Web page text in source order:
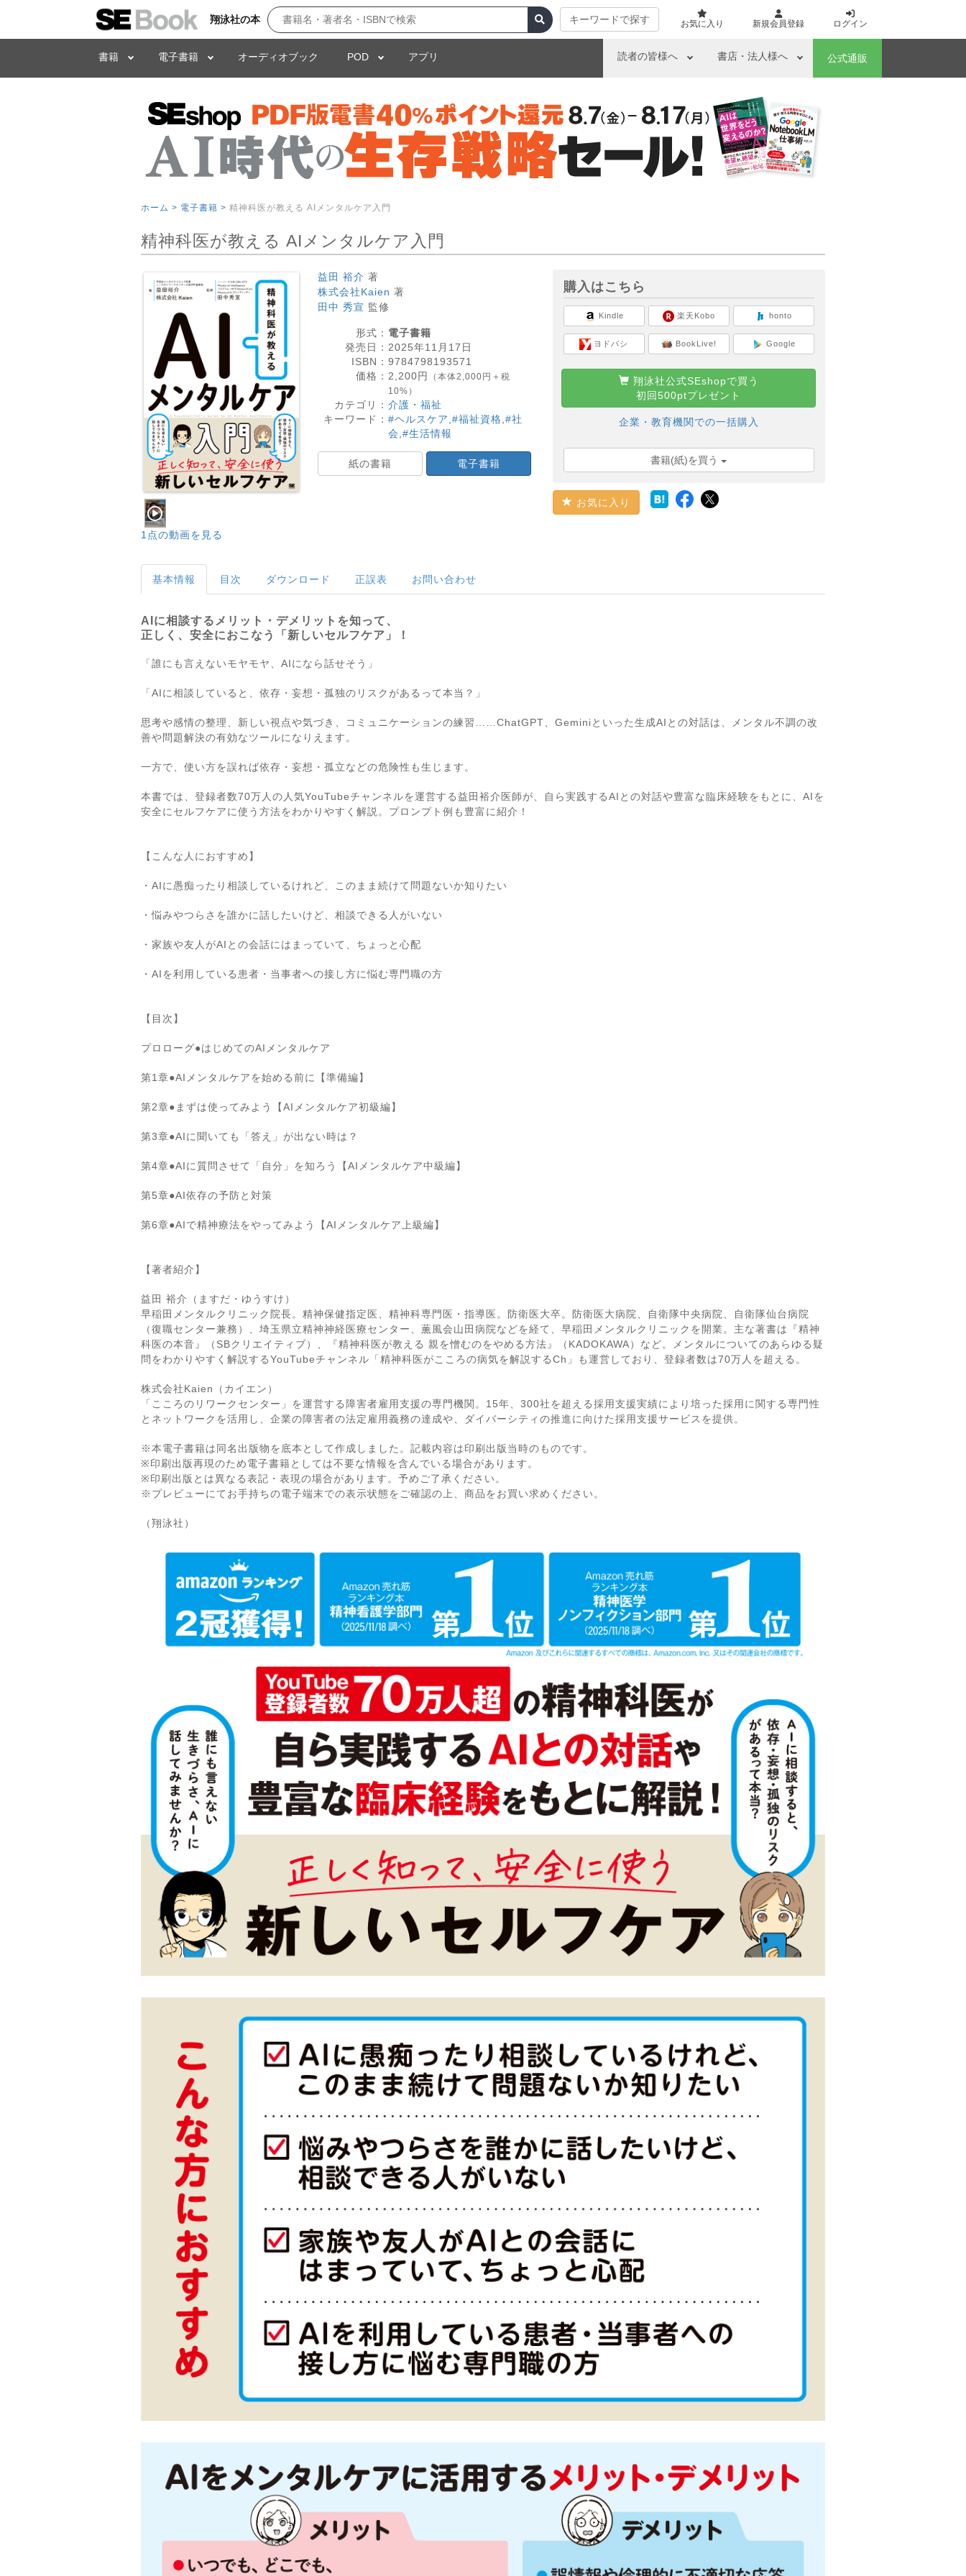
翔泳社の本 キーワードで探す お気に入り 新規会員登録 ログイン
書籍 電子書籍 オーディオブック POD アプリ 読者の皆様へ 書店・法人様へ 公式通販
ホーム > 電子書籍 > 精神科医が教える AIメンタルケア入門
精神科医が教える AIメンタルケア入門
1点の動画を見る
益田 裕介 著
株式会社Kaien 著
田中 秀宣 監修
形式： 電子書籍
発売日： 2025年11月17日
ISBN： 9784798193571
価格： 2,200円
（本体2,000円＋税
10%）
カテゴリ： 介護・福祉
キーワード： #ヘルスケア #福祉資格 #社
会 #生活情報
紙の書籍 電子書籍
購入はこちら
Kindle
ヨドバシ
楽天Kobo
BookLive!
honto
Google
翔泳社公式SEshopで買う
初回500ptプレゼント
企業・教育機関での一括購入
書籍(紙)を買う
お気に入り
基本情報 目次 ダウンロード 正誤表 お問い合わせ
AIに相談するメリット・デメリットを知って、
正しく、安全におこなう「新しいセルフケア」！
「誰にも言えないモヤモヤ、AIになら話せそう」
「AIに相談していると、依存・妄想・孤独のリスクがあるって本当？」
思考や感情の整理、新しい視点や気づき、コミュニケーションの練習……ChatGPT、Geminiといった生成AIとの対話は、メンタル不調の改
善や問題解決の有効なツールになりえます。
一方で、使い方を誤れば依存・妄想・孤立などの危険性も生じます。
本書では、登録者数70万人の人気YouTubeチャンネルを運営する益田裕介医師が、自ら実践するAIとの対話や豊富な臨床経験をもとに、AIを
安全にセルフケアに使う方法をわかりやすく解説。プロンプト例も豊富に紹介！
【こんな人におすすめ】
・AIに愚痴ったり相談しているけれど、このまま続けて問題ないか知りたい
・悩みやつらさを誰かに話したいけど、相談できる人がいない
・家族や友人がAIとの会話にはまっていて、ちょっと心配
・AIを利用している患者・当事者への接し方に悩む専門職の方
【目次】
プロローグ●はじめてのAIメンタルケア
第1章●AIメンタルケアを始める前に【準備編】
第2章●まずは使ってみよう【AIメンタルケア初級編】
第3章●AIに聞いても「答え」が出ない時は？
第4章●AIに質問させて「自分」を知ろう【AIメンタルケア中級編】
第5章●AI依存の予防と対策
第6章●AIで精神療法をやってみよう【AIメンタルケア上級編】
【著者紹介】
益田 裕介（ますだ・ゆうすけ）
早稲田メンタルクリニック院長。精神保健指定医、精神科専門医・指導医。防衛医大卒。防衛医大病院、自衛隊中央病院、自衛隊仙台病院
（復職センター兼務）、埼玉県立精神神経医療センター、薫風会山田病院などを経て、早稲田メンタルクリニックを開業。主な著書は『精神
科医の本音』（SBクリエイティブ）、『精神科医が教える 親を憎むのをやめる方法』（KADOKAWA）など。メンタルについてのあらゆる疑
問をわかりやすく解説するYouTubeチャンネル「精神科医がこころの病気を解説するCh」も運営しており、登録者数は70万人を超える。
株式会社Kaien（カイエン）
「こころのリワークセンター」を運営する障害者雇用支援の専門機関。15年、300社を超える採用支援実績により培った採用に関する専門性
とネットワークを活用し、企業の障害者の法定雇用義務の達成や、ダイバーシティの推進に向けた採用支援サービスを提供。
※本電子書籍は同名出版物を底本として作成しました。記載内容は印刷出版当時のものです。
※印刷出版再現のため電子書籍としては不要な情報を含んでいる場合があります。
※印刷出版とは異なる表記・表現の場合があります。予めご了承ください。
※プレビューにてお手持ちの電子端末での表示状態をご確認の上、商品をお買い求めください。
（翔泳社）